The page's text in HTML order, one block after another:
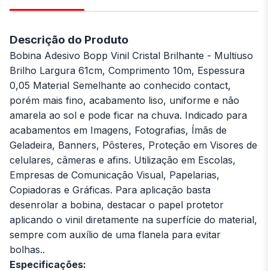
Descrição do Produto
Bobina Adesivo Bopp Vinil Cristal Brilhante - Multiuso
Brilho Largura 61cm, Comprimento 10m, Espessura
0,05 Material Semelhante ao conhecido contact,
porém mais fino, acabamento liso, uniforme e não
amarela ao sol e pode ficar na chuva. Indicado para
acabamentos em Imagens, Fotografias, Ímãs de
Geladeira, Banners, Pôsteres, Proteção em Visores de
celulares, câmeras e afins. Utilização em Escolas,
Empresas de Comunicação Visual, Papelarias,
Copiadoras e Gráficas. Para aplicação basta
desenrolar a bobina, destacar o papel protetor
aplicando o vinil diretamente na superfície do material,
sempre com auxílio de uma flanela para evitar
bolhas..
Especificações: